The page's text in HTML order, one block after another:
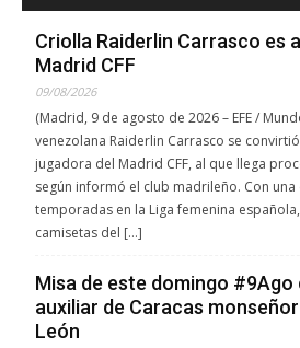
Criolla Raiderlin Carrasco es
Madrid CFF
09/08/2026
(Madrid, 9 de agosto de 2026 – EFE /
venezolana Raiderlin Carrasco se
jugadora del Madrid CFF, al que llega
según informó el club madrileño. Con
temporadas en la Liga femenina
camisetas del […]
Misa de este domingo #9Ago
auxiliar de Caracas
León